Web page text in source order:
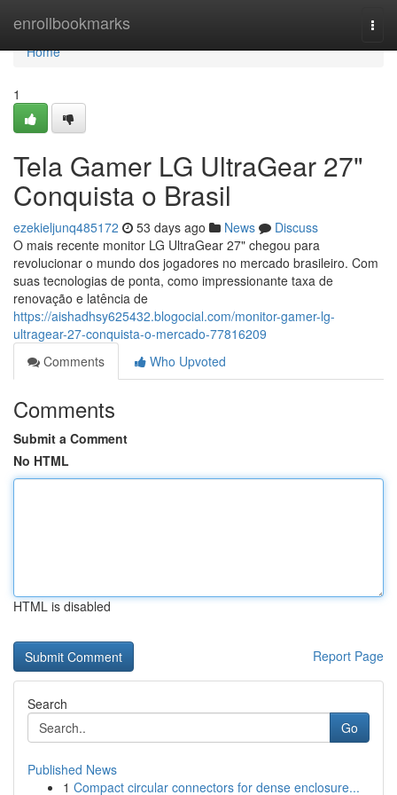
enrollbookmarks
Home
Home
1
Tela Gamer LG UltraGear 27"
Conquista o Brasil
ezekieljunq485172 53 days ago News
Discuss
O mais recente monitor LG UltraGear 27" chegou para
revolucionar o mundo dos jogadores no mercado brasileiro. Com
suas tecnologias de ponta, como impressionante taxa de
renovação e latência de
https://aishadhsy625432.blogocial.com/monitor-gamer-lg-
ultragear-27-conquista-o-mercado-77816209
Comments
Who Upvoted
Comments
Submit a Comment
No HTML
HTML is disabled
Report Page
Search
Go
Published News
1 Compact circular connectors for dense enclosure...